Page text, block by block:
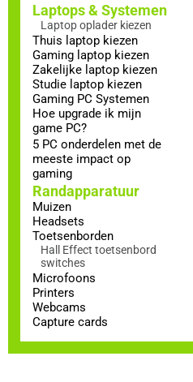
Laptops & Systemen
Laptop oplader kiezen
Thuis laptop kiezen
Gaming laptop kiezen
Zakelijke laptop kiezen
Studie laptop kiezen
Gaming PC Systemen
Hoe upgrade ik mijn
game PC?
5 PC onderdelen met de
meeste impact op
gaming
Randapparatuur
Muizen
Headsets
Toetsenborden
Hall Effect toetsenbord
switches
Microfoons
Printers
Webcams
Capture cards